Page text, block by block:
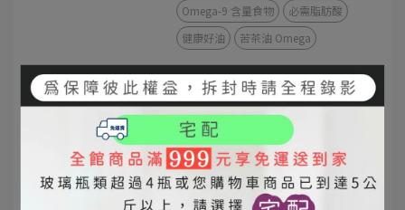
Omega-9 含量食物
必需脂肪酸
健康好油
苦茶油 Omega
苦茶油 vs 橄欖油差異｜發煙點、
營養價值、料理方式完整解析
2025-09-04
#苦茶油
#橄欖油
苦茶油 vs 橄欖油